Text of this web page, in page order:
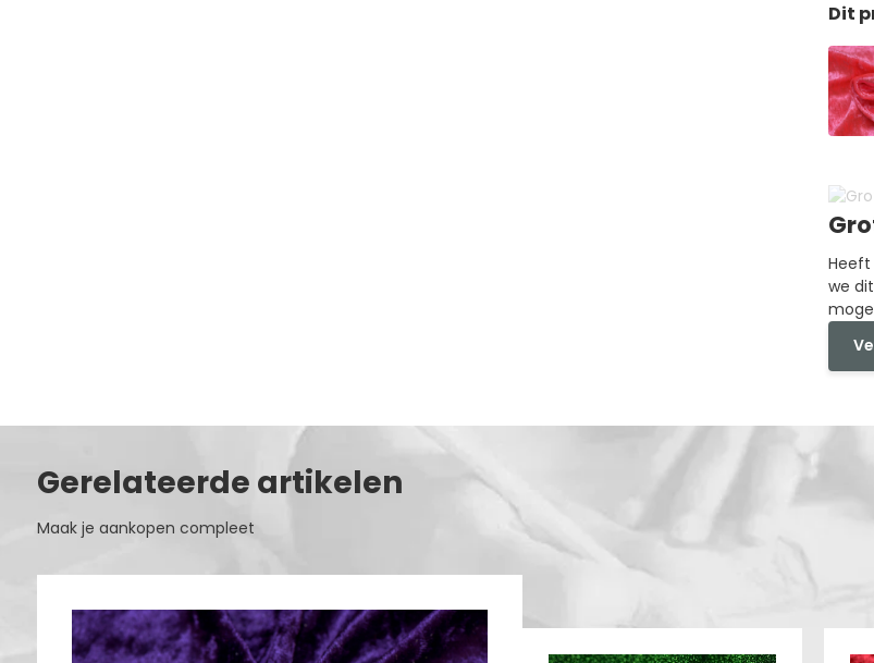
Dit
we
Gerelateerde artikelen
Maak je aankopen compleet